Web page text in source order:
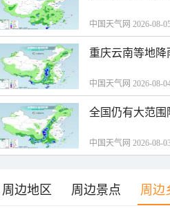
中国天气网 2026-08-
重庆云南等地
中国天气网 2026-08-
全国仍有大范围
中国天气网 2026-08-
周边地区 周边景点 周边